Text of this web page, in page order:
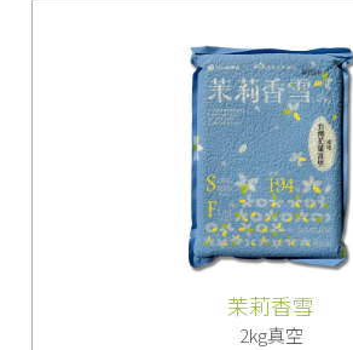
茉莉香雪
2kg真空